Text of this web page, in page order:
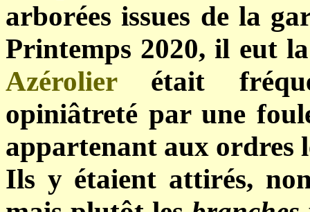
arborées issues de la
Printemps 2020, il eut
Azérolierétait
opiniâtreté par une
appartenant aux ordres
Ils y étaient attirés,